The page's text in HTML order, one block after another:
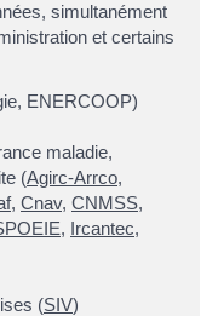
simultanément
et certains
ENERCOOP)
maladie,
(Agirc-Arrco,
, Cnav, CNMSS,
, Ircantec,
(SIV)